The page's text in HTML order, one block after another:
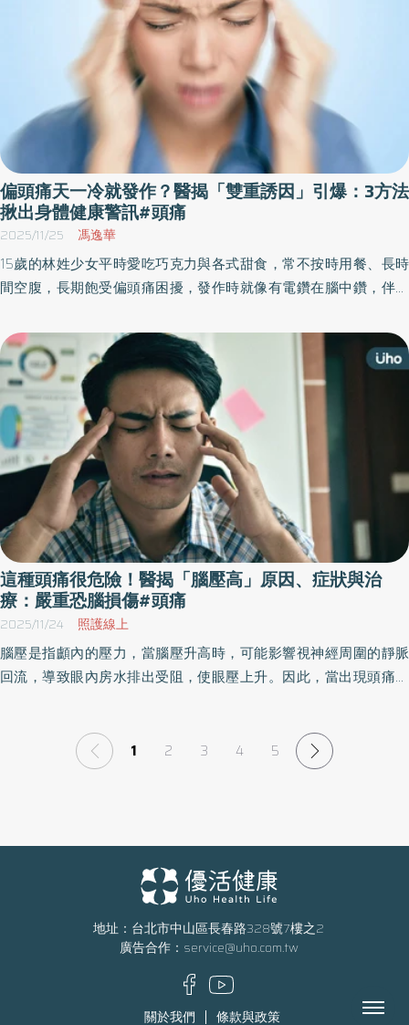
偏頭痛天一冷就發作？醫揭「雙重誘因」引爆：3方法
揪出身體健康警訊#頭痛
2025/11/25 馮逸華
15歲的林姓少女平時愛吃巧克力與各式甜食，常不按時用餐、長時
間空腹，長期飽受偏頭痛困擾，發作時就像有電鑽在腦中鑽，伴隨
大。就醫後確診為青少年偏頭痛，以急性期止痛藥與預防性藥物雙
軌治療，透過多重整合照護，患者終於重返校園，正常學習及參與
社團互動。
這種頭痛很危險！醫揭「腦壓高」原因、症狀與治
療：嚴重恐腦損傷#頭痛
2025/11/24 照護線上
腦壓是指顱內的壓力，當腦壓升高時，可能影響視神經周圍的靜脈
回流，導致眼內房水排出受阻，使眼壓上升。因此，當出現頭痛、
與治療，幫助民眾理解腦壓的影響。
1 2 3 4 5
地址：台北市中山區長春路328號7樓之2
廣告合作： service@uho.com.tw
關於我們 條款與政策 Menu